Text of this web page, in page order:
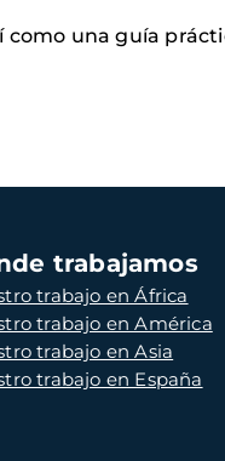
como una guía
trabajamos
trabajo en África
trabajo en América
trabajo en Asia
trabajo en España